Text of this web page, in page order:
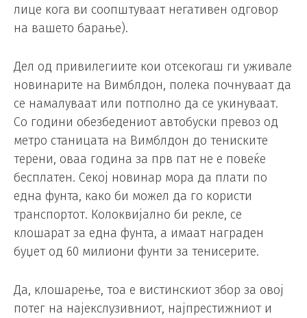
лице кога ви соопштуваат негативен одговор
на вашето барање).
Дел од привилегиите кои отсекогаш ги уживале
новинарите на Вимблдон, полека почнуваат да
се намалуваат или потполно да се укинуваат.
Со години обезбедениот автобуски превоз од
метро станицата на Вимблдон до тениските
терени, оваа година за прв пат не е повеќе
бесплатен. Секој новинар мора да плати по
една фунта, како би можел да го користи
транспортот. Колоквијално би рекле, се
клошарат за една фунта, а имаат награден
буџет од 60 милиони фунти за тенисерите.
Да, клошарење, тоа е вистинскиот збор за овој
потег на најекслузивниот, најпрестижниот и